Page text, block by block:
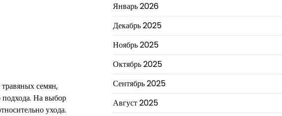
травяных семян,
подхода. На выбор
ухода.
Январь 2026
Декабрь 2025
Ноябрь 2025
Октябрь 2025
Сентябрь 2025
Август 2025